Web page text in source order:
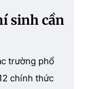
sinh cần
trường phổ
chính thức